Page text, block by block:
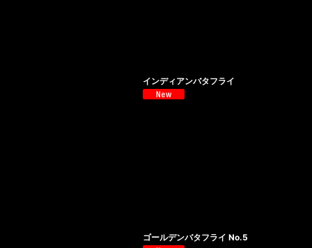
インディアンバタフライ
ゴールデンバタフライ No.5